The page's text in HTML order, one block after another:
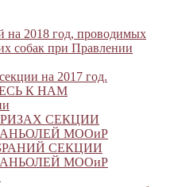
2018 год, проводимых
собак при Правлении
на 2017 год.
К НАМ
СЕКЦИИ
МООиР
СЕКЦИИ
МООиР